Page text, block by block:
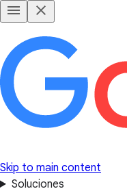
Skip to main content
Soluciones